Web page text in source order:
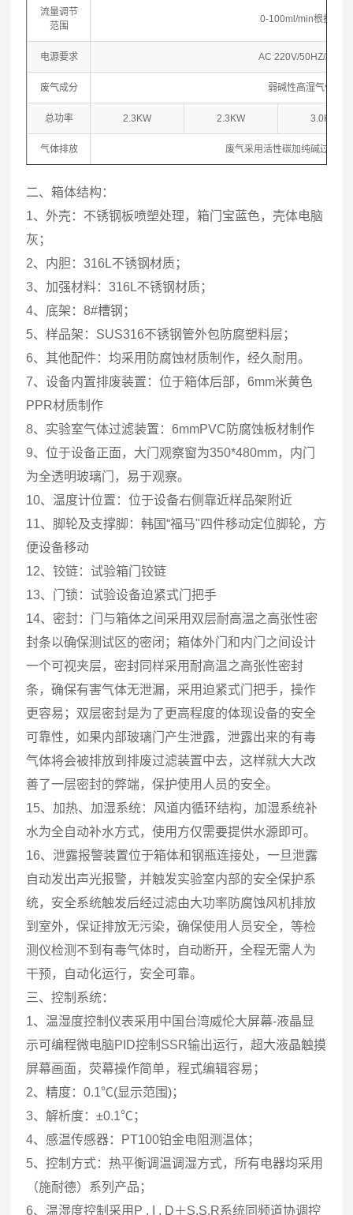
流量调节
范围
0-100ml/min根据实
电源要求 AC 220V/50HZ/AC
废气成分 弱碱性高湿气体，
总功率 2.3KW 2.3KW 3.0KW
气体排放 废气采用活性碳加纯碱过滤再
二、箱体结构：
1、外壳：不锈钢板喷塑处理，箱门宝蓝色，壳体电脑
灰；
2、内胆：316L不锈钢材质；
3、加强材料：316L不锈钢材质；
4、底架：8#槽钢；
5、样品架：SUS316不锈钢管外包防腐塑料层；
6、其他配件：均采用防腐蚀材质制作，经久耐用。
7、设备内置排废装置：位于箱体后部，6mm米黄色
PPR材质制作
8、实验室气体过滤装置：6mmPVC防腐蚀板材制作
9、位于设备正面，大门观察窗为350*480mm，内门
为全透明玻璃门，易于观察。
10、温度计位置：位于设备右侧靠近样品架附近
11、脚轮及支撑脚：韩国“福马"四件移动定位脚轮，方
便设备移动
12、铰链：试验箱门铰链
13、门锁：试验设备迫紧式门把手
14、密封：门与箱体之间采用双层耐高温之高张性密
封条以确保测试区的密闭；箱体外门和内门之间设计
一个可视夹层，密封同样采用耐高温之高张性密封
条，确保有害气体无泄漏，采用迫紧式门把手，操作
更容易；双层密封是为了更高程度的体现设备的安全
可靠性，如果内部玻璃门产生泄露，泄露出来的有毒
气体将会被排放到排废过滤装置中去，这样就大大改
善了一层密封的弊端，保护使用人员的安全。
15、加热、加湿系统：风道内循环结构，加湿系统补
水为全自动补水方式，使用方仅需要提供水源即可。
16、泄露报警装置位于箱体和钢瓶连接处，一旦泄露
自动发出声光报警，并触发实验室内部的安全保护系
统，安全系统触发后经过滤由大功率防腐蚀风机排放
到室外，保证排放无污染，确保使用人员安全，等检
测仪检测不到有毒气体时，自动断开，全程无需人为
干预，自动化运行，安全可靠。
三、控制系统：
1、温湿度控制仪表采用中国台湾威伦大屏幕-液晶显
示可编程微电脑PID控制SSR输出运行，超大液晶触摸
屏幕画面，荧幕操作简单，程式编辑容易；
2、精度：0.1℃(显示范围)；
3、解析度：±0.1℃；
4、感温传感器：PT100铂金电阻测温体；
5、控制方式：热平衡调温调湿方式，所有电器均采用
（施耐德）系列产品；
6、温湿度控制采用P . I . D＋S.S.R系统同频道协调控